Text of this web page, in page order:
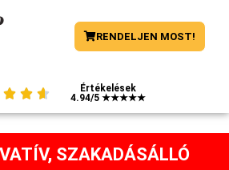
RENDELJEN MOST!
  
Értékelések
4.94/5 ★★★★★
SZAKADÁSÁLLÓ